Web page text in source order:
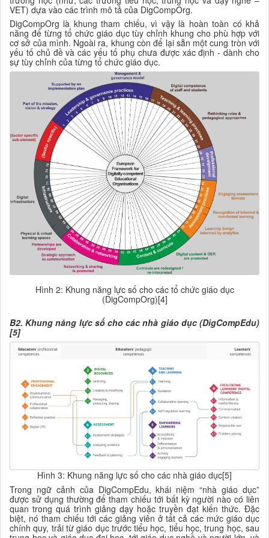
VET) dựa vào các trình mô tả của DigCompOrg.
DigCompOrg là khung tham chiếu, vì vậy là hoàn toàn có khả
năng để từng tổ chức giáo dục tùy chỉnh khung cho phù hợp với
cơ sở của mình. Ngoài ra, khung còn để lại sẵn một cung tròn với
yếu tố chủ đề và các yếu tố phụ chưa được xác định - dành cho
sự tùy chỉnh của từng tổ chức giáo dục.
Hình 2: Khung năng lực số cho các tổ chức giáo dục
(DigCompOrg)[4]
B2. Khung năng lực số cho các nhà giáo dục (DigCompEdu)
[5]
Hình 3: Khung năng lực số cho các nhà giáo dục[5]
Trong ngữ cảnh của DigCompEdu, khái niệm “nhà giáo dục”
được sử dụng thường để tham chiếu tới bất kỳ người nào có liên
quan trong quá trình giảng dạy hoặc truyền đạt kiến thức. Đặc
biệt, nó tham chiếu tới các giảng viên ở tất cả các mức giáo dục
chính quy, trải từ giáo dục trước tiểu học, tiểu học, trung học, sau